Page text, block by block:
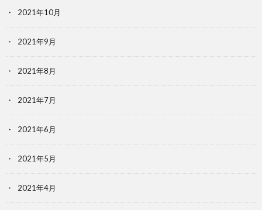
2021年10月
2021年9月
2021年8月
2021年7月
2021年6月
2021年5月
2021年4月